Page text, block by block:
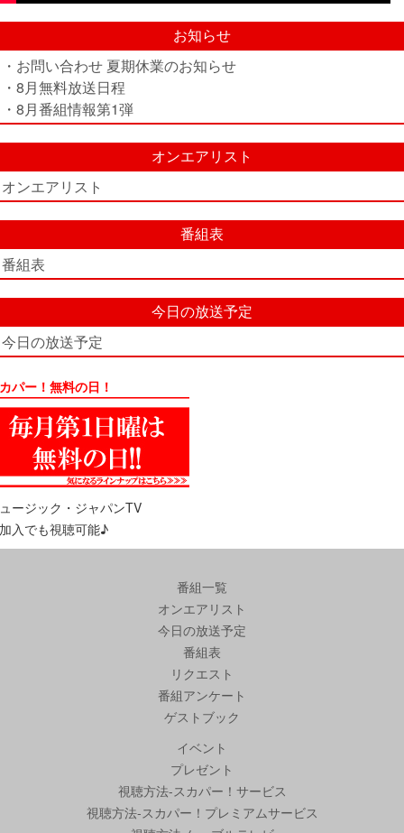
お知らせ
・お問い合わせ 夏期休業のお知らせ
・8月無料放送日程
・8月番組情報第1弾
オンエアリスト
オンエアリスト
番組表
番組表
今日の放送予定
今日の放送予定
パー！無料の日！
ージック・ジャパンTV
入でも視聴可能♪
番組一覧
オンエアリスト
今日の放送予定
番組表
リクエスト
番組アンケート
ゲストブック
イベント
プレゼント
視聴方法-スカパー！サービス
視聴方法-スカパー！プレミアムサービス